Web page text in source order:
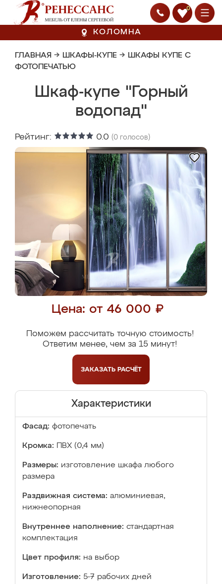
0
КОЛОМНА
ГЛАВНАЯ → ШКАФЫ-КУПЕ → ШКАФЫ КУПЕ С
ФОТОПЕЧАТЬЮ
Шкаф-купе "Горный
водопад"
Рейтинг: 0.0 (0 голосов)
Цена: от 46 000 ₽
Поможем рассчитать точную стоимость!
Ответим менее, чем за 15 минут!
ЗАКАЗАТЬ РАСЧЁТ
Характеристики
Фасад: фотопечать
Кромка: ПВХ (0,4 мм)
Размеры: изготовление шкафа любого
размера
Раздвижная система: алюминиевая,
нижнеопорная
Внутреннее наполнение: стандартная
комплектация
Цвет профиля: на выбор
Изготовление: 5-7 рабочих дней